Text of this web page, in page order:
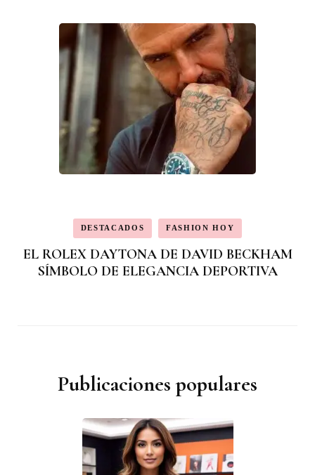
DESTACADOS FASHION HOY
EL ROLEX DAYTONA DE DAVID BECKHAM
SÍMBOLO DE ELEGANCIA DEPORTIVA
Publicaciones populares